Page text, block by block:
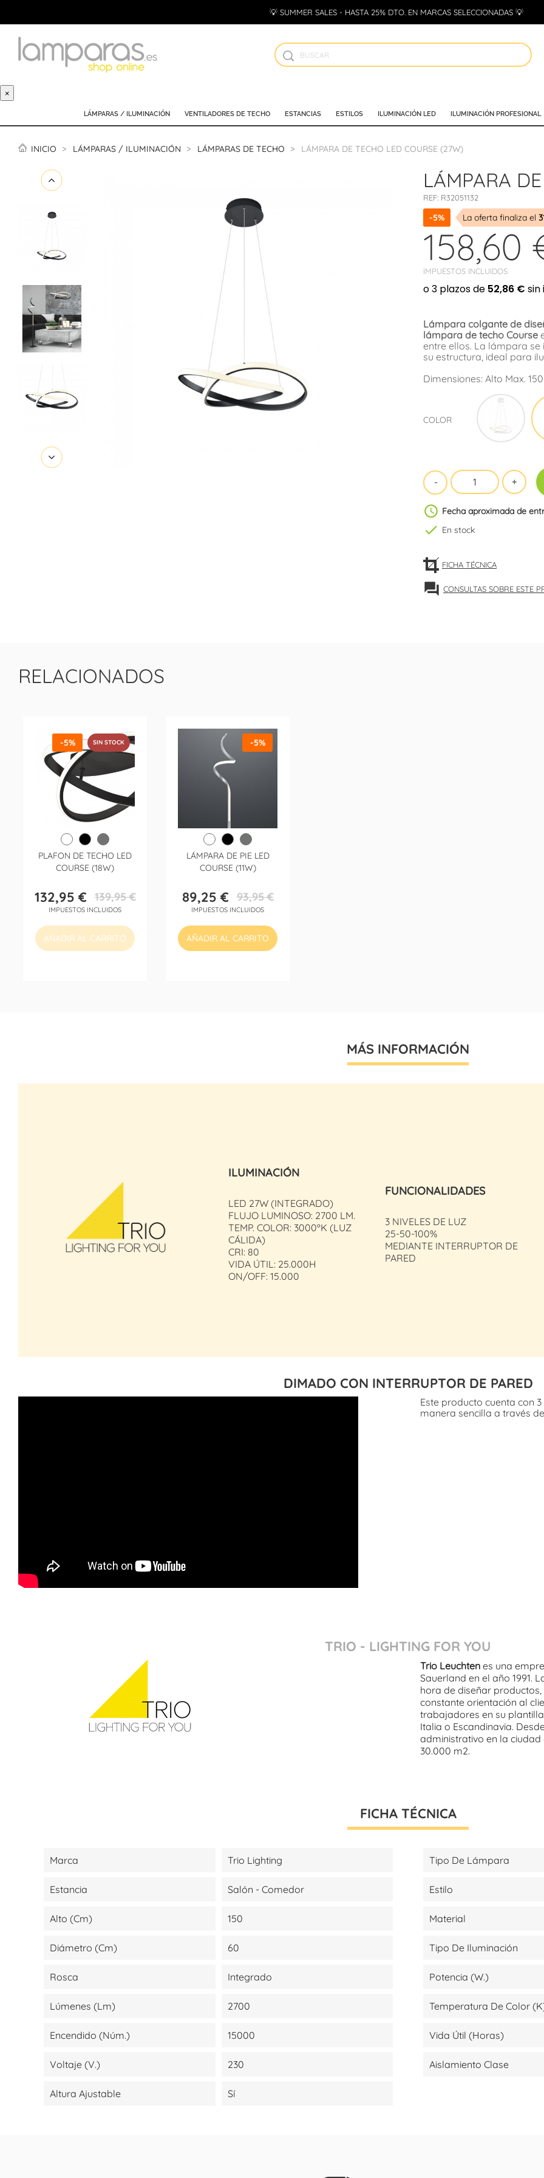
💡 SUMMER SALES - HASTA 25% DTO. EN MARCAS SELECCIONADAS 💡
×
LÁMPARAS / ILUMINACIÓN VENTILADORES DE TECHO ESTANCIAS ESTILOS ILUMINACIÓN LED ILUMINACIÓN PROFESIONAL
INICIO LÁMPARAS / ILUMINACIÓN LÁMPARAS DE TECHO LÁMPARA DE TECHO LED COURSE (27W)
LÁMPARA
REF: R32051132
-5% La oferta finaliza el
158,60
IMPUESTOS INCLUIDOS
Lámpara colgante de
lámpara de techo Course
entre ellos. La lámpara
su estructura, ideal para
Dimensiones: Alto Max.
COLOR
schedule Fecha aproximada de
check En stock
FICHA TÉCNICA
forum CONSULTAS SOBRE ESTE
RELACIONADOS
PLAFON DE TECHO LED
COURSE (18W)
Precio
132,95 €Precio
base
139,95 €
IMPUESTOS INCLUIDOS
-5% SIN STOCK
AÑADIR AL CARRITO
LÁMPARA DE PIE LED
COURSE (11W)
Precio
89,25 €Precio
base
93,95 €
IMPUESTOS INCLUIDOS
-5%
AÑADIR AL CARRITO
MÁS INFORMACIÓN
ILUMINACIÓN
LED 27W (INTEGRADO)
FLUJO LUMINOSO: 2700 LM.
TEMP. COLOR: 3000ºK (LUZ
CÁLIDA)
CRI: 80
VIDA ÚTIL: 25.000H
ON/OFF: 15.000
FUNCIONALIDADES
3 NIVELES DE LUZ
25-50-100%
MEDIANTE INTERRUPTOR DE
PARED
DIMADO CON INTERRUPTOR DE PARED
Este producto cuenta con
manera sencilla a través
TRIO - LIGHTING FOR YOU
Trio Leuchten es una
Sauerland en el año 1991.
hora de diseñar
constante orientación al
trabajadores en su
Italia o Escandinavia.
administrativo en la
30.000 m2.
FICHA TÉCNICA
Marca Trio Lighting Tipo De Lámpara
Estancia Salón - Comedor Estilo
Alto (cm) 150 Material
Diámetro (cm) 60 Tipo De Iluminación
Rosca Integrado Potencia (W.)
Lúmenes (lm) 2700 Temperatura De Color
Encendido (Núm.) 15000 Vida Útil (Horas)
Voltaje (V.) 230 Aislamiento Clase
Altura Ajustable Sí